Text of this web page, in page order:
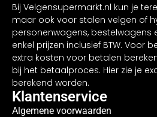
Bij Velgensupermarkt.nl kun je
maar ook voor stalen velgen of
personenwagens, bestelwagens
enkel prijzen inclusief BTW. Voor
extra kosten voor betalen
bij het betaalproces. Hier zie je
berekend worden.
Klantenservice
Algemene voorwaarden